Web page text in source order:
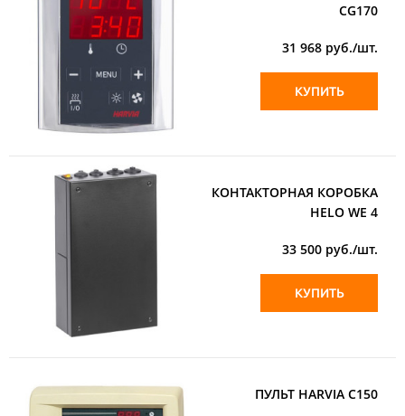
CG170
31 968 руб./шт.
КУПИТЬ
КОНТАКТОРНАЯ КОРОБКА
HELO WE 4
33 500 руб./шт.
КУПИТЬ
ПУЛЬТ HARVIA С150